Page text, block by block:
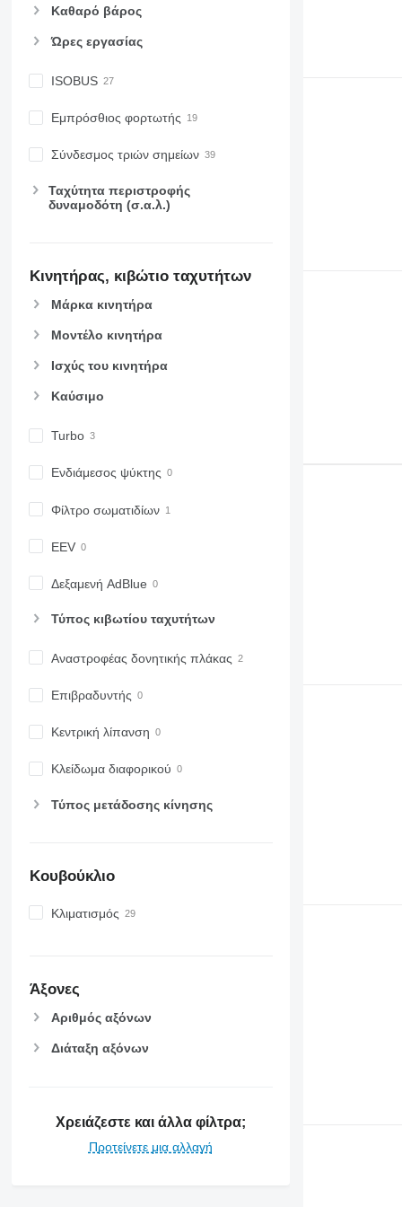
6155
6170
6190
6195 R
6215
6220
6300
6330
6410
6510
6600
6620
6800
6810
6830
6910
6930
7200
7230 R
7260 R
7290 R
7430
7710
7730
7800
7830
7930
7716
7718
7720
7724
8240
8250
8670
8732
8737
Καθαρό βάρος
Ώρες εργασίας
ISOBUS
Εμπρόσθιος φορτωτής
Σύνδεσμος τριών σημείων
Ταχύτητα περιστροφής
δυναμοδότη (σ.α.λ.)
Κινητήρας, κιβώτιο ταχυτήτων
Μάρκα κινητήρα
Μοντέλο κινητήρα
Ισχύς του κινητήρα
Καύσιμο
Turbo
Ενδιάμεσος ψύκτης
Φίλτρο σωματιδίων
EEV
Δεξαμενή AdBlue
Τύπος κιβωτίου ταχυτήτων
Αναστροφέας δονητικής πλάκας
Επιβραδυντής
Κεντρική λίπανση
Κλείδωμα διαφορικού
Τύπος μετάδοσης κίνησης
Κουβούκλιο
Κλιματισμός
Άξονες
Αριθμός αξόνων
Διάταξη αξόνων
Χρειάζεστε και άλλα φίλτρα;
Προτείνετε μια αλλαγή